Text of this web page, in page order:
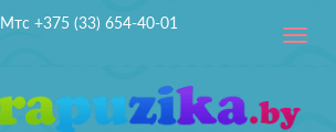
Мтс +375 (33) 654-40-01
Toggle